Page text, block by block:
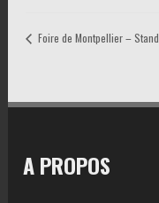
Foire de Montpellier – Stand
A PROPOS